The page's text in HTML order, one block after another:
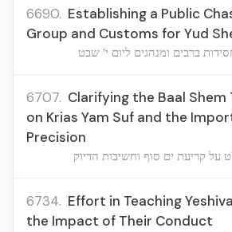
6690. Establishing a Public
Group and Customs for Yud
ברבים ומנהגים ליום י' שבט
6707. Clarifying the Baal Shem
on Krias Yam Suf and the
Precision
קריעת ים סוף וחשיבות הדיוק
6734. Effort in Teaching
the Impact of Their Conduct